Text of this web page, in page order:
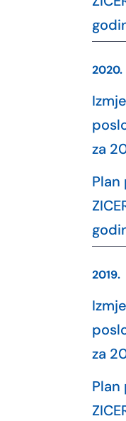
2020.
za
Plan
2019.
za
Plan